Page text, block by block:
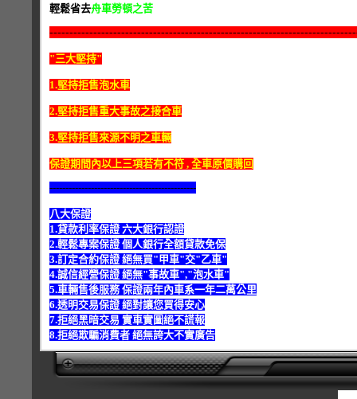
輕鬆省去舟車勞頓之苦
"三大堅持"
1.堅持拒售泡水車
2.堅持拒售重大事故之接合車
3.堅持拒售來源不明之車輛
保證期間內以上三項若有不符 , 全車原價購回
----------------------------------------------
八大保證
1.貸款利率保證 六大銀行認證
2.輕鬆專案保證 個人銀行全額貸款免保
3.訂定合約保證 絕無買"甲車"交"乙車"
4.誠信經營保證 絕無"事故車","泡水車"
5.車輛售後服務 保證兩年內車系一年二萬公里
6.透明交易保證 絕對讓您買得安心
7.拒絕黑暗交易 實車實圖絕不謊報
8.拒絕欺騙消費者 絕無誇大不實廣告